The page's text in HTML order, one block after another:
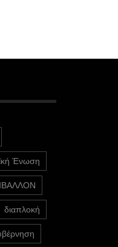
Ένωση
διαπλοκή